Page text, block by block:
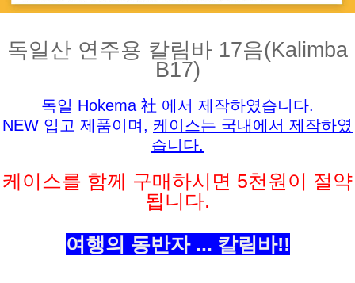
독일산 연주용 칼림바 17음(Kalimba
B17)
독일 Hokema 社 에서 제작하였습니다.
NEW 입고 제품이며, 케이스는 국내에서 제작하였
습니다.
케이스를 함께 구매하시면 5천원이 절약
됩니다.
여행의 동반자 ... 칼림바!!